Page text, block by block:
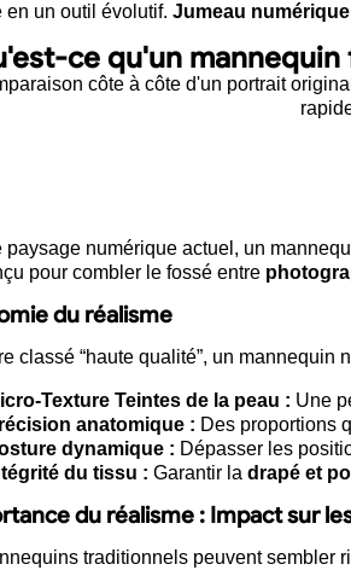
en un outil évolutif. Jumeau numérique
ce qu'un mannequin
paysage numérique actuel, un
pour combler le fossé entre
du réalisme
classé “haute qualité”, un
Texture Teintes de la peau : Une
anatomique : Des proportions
dynamique : Dépasser les
du tissu : Garantir la drapé et
du réalisme : Impact sur
traditionnels peuvent sembler